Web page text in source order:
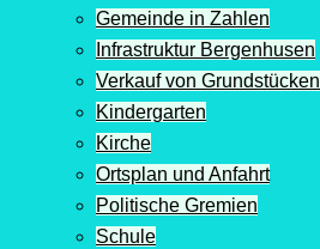
Gemeinde in Zahlen
Infrastruktur Bergenhusen
Verkauf von Grundstücken
Kindergarten
Kirche
Ortsplan und Anfahrt
Politische Gremien
Schule